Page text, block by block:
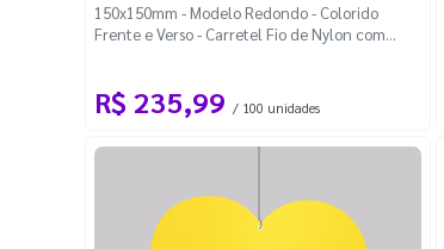
150x150mm - Modelo Redondo - Colorido
Frente e Verso - Carretel Fio de Nylon com
R$ 235,99 / 100 unidades